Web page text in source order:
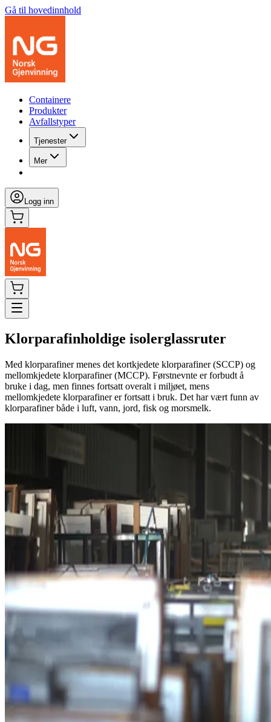
Gå til hovedinnhold
Containere
Produkter
Avfallstyper
Tjenester
Mer
Logg inn
Klorparafinholdige isolerglassruter
Med klorparafiner menes det kortkjedete klorparafiner (SCCP) og
mellomkjedete klorparafiner (MCCP). Førstnevnte er forbudt å
bruke i dag, men finnes fortsatt overalt i miljøet, mens
mellomkjedete klorparafiner er fortsatt i bruk. Det har vært funn av
klorparafiner både i luft, vann, jord, fisk og morsmelk.